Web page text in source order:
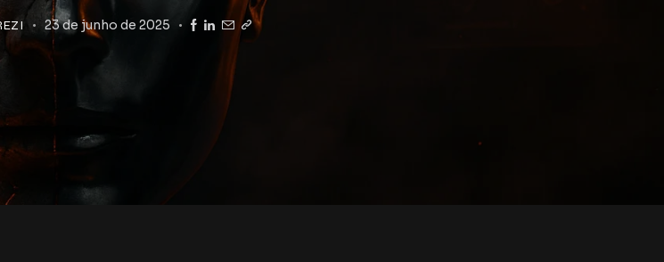
23 de junho de 2025